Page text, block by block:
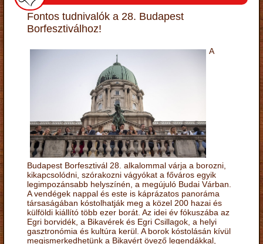
Fontos tudnivalók a 28. Budapest
Borfesztiválhoz!
A
Budapest Borfesztivál 28. alkalommal várja a borozni,
kikapcsolódni, szórakozni vágyókat a főváros egyik
legimpozánsabb helyszínén, a megújuló Budai Várban.
A vendégek nappal és este is káprázatos panoráma
társaságában kóstolhatják meg a közel 200 hazai és
külföldi kiállító több ezer borát. Az idei év fókuszába az
Egri borvidék, a Bikavérek és Egri Csillagok, a helyi
gasztronómia és kultúra kerül. A borok kóstolásán kívül
megismerkedhetünk a Bikavért övező legendákkal,